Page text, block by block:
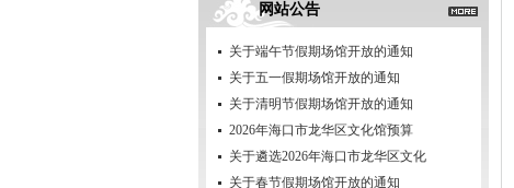
网站公告
关于端午节假期场馆开放的通知
关于五一假期场馆开放的通知
关于清明节假期场馆开放的通知
2026年海口市龙华区文化馆预算
关于遴选2026年海口市龙华区文化
关于春节假期场馆开放的通知